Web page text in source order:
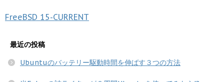
FreeBSD 15-CURRENT
最近の投稿
Ubuntuのバッテリー駆動時間を伸ばす３つの方法